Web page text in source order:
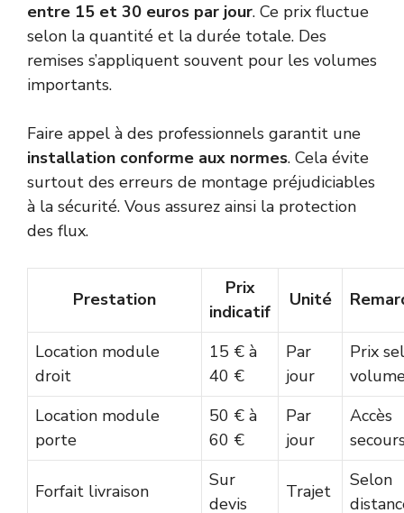
entre 15 et 30 euros par jour. Ce prix fluctue
selon la quantité et la durée totale. Des
remises s’appliquent souvent pour les volumes
importants.
Faire appel à des professionnels garantit une
installation conforme aux normes. Cela évite
surtout des erreurs de montage préjudiciables
à la sécurité. Vous assurez ainsi la protection
des flux.
Prestation
Prix
indicatif
Unité
Location module
droit
15 € à
40 €
Par
jour
Prix
Location module
porte
50 € à
60 €
Par
jour
Accès
Forfait livraison
Sur
devis
Trajet
Selon